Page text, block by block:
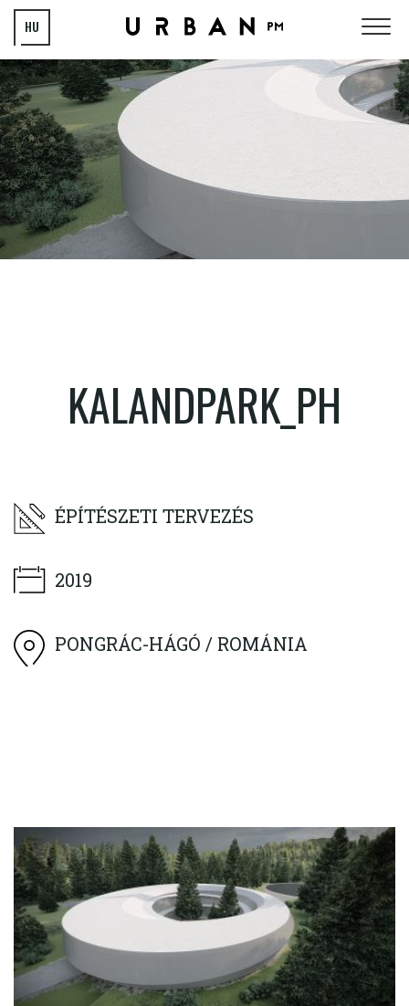
HU
EN
KALANDPARK_PH
ÉPÍTÉSZETI TERVEZÉS
2019
PONGRÁC-HÁGÓ / ROMÁNIA